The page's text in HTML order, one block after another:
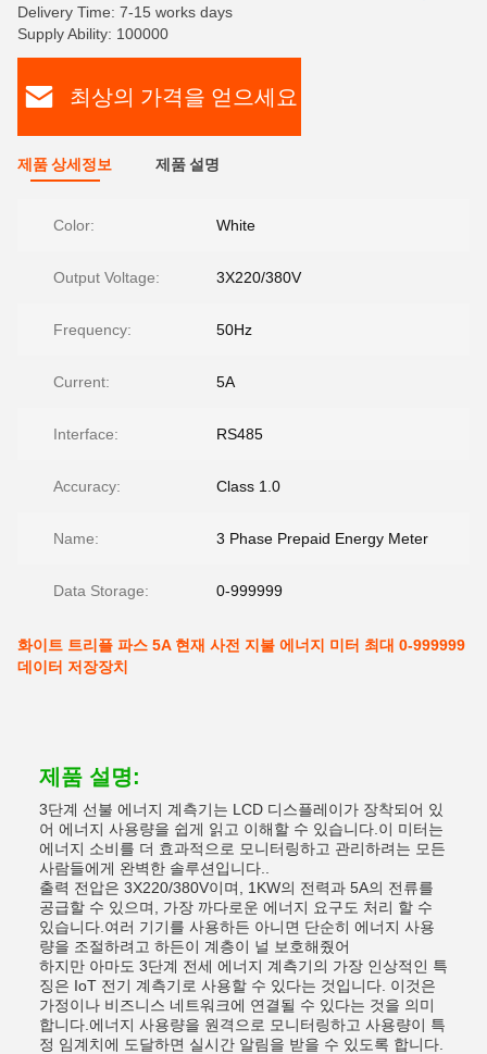
Delivery Time: 7-15 works days
Supply Ability: 100000
최상의 가격을 얻으세요
제품 상세정보 제품 설명
Color: White
Output Voltage: 3X220/380V
Frequency: 50Hz
Current: 5A
Interface: RS485
Accuracy: Class 1.0
Name: 3 Phase Prepaid Energy Meter
Data Storage: 0-999999
화이트 트리플 파스 5A 현재 사전 지불 에너지 미터 최대 0-999999
데이터 저장장치
제품 설명:
3단계 선불 에너지 계측기는 LCD 디스플레이가 장착되어 있
어 에너지 사용량을 쉽게 읽고 이해할 수 있습니다.이 미터는
에너지 소비를 더 효과적으로 모니터링하고 관리하려는 모든
사람들에게 완벽한 솔루션입니다..
출력 전압은 3X220/380V이며, 1KW의 전력과 5A의 전류를
공급할 수 있으며, 가장 까다로운 에너지 요구도 처리 할 수
있습니다.여러 기기를 사용하든 아니면 단순히 에너지 사용
량을 조절하려고 하든이 계층이 널 보호해줬어
하지만 아마도 3단계 전세 에너지 계측기의 가장 인상적인 특
징은 IoT 전기 계측기로 사용할 수 있다는 것입니다. 이것은
가정이나 비즈니스 네트워크에 연결될 수 있다는 것을 의미
합니다.에너지 사용량을 원격으로 모니터링하고 사용량이 특
정 임계치에 도달하면 실시간 알림을 받을 수 있도록 합니다.